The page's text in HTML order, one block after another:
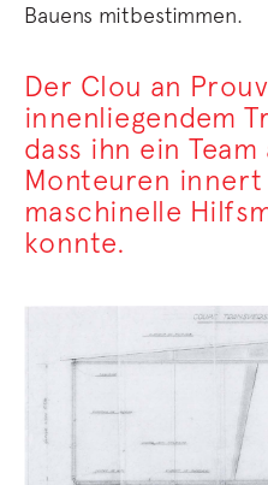
Bauens mitbestimmen.
Der Clou an
innenliegendem
dass ihn ein
Monteuren innert
maschinelle
konnte.